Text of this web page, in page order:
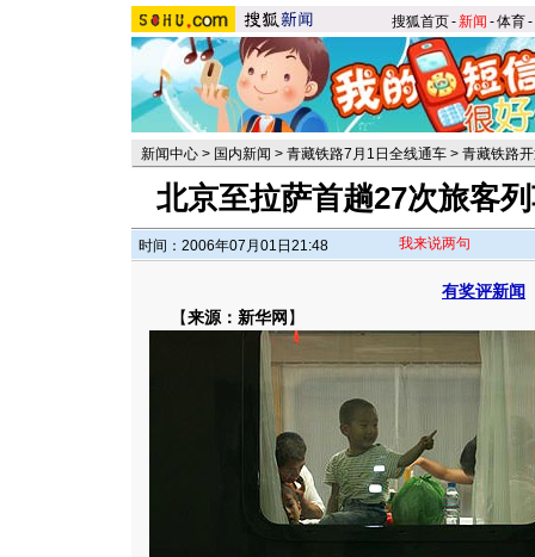
搜狐首页-新闻 -体育-
新闻中心 > 国内新闻 > 青藏铁路7月1日全线通车 > 青藏铁路
北京至拉萨首趟27次旅客
时间：2006年07月01日21:48 我来说两句
有奖评新闻
【来源：新华网 】